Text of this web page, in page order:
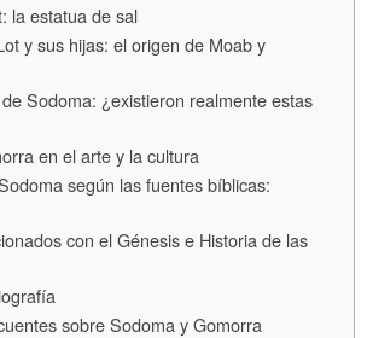
la estatua de sal
y sus hijas: el origen de Moab y
Sodoma: ¿existieron realmente estas
en el arte y la cultura
según las fuentes bíblicas:
con el Génesis e Historia de las
sobre Sodoma y Gomorra